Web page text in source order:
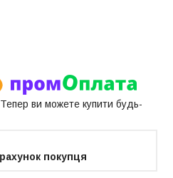
Тепер ви можете купити будь-
покупця